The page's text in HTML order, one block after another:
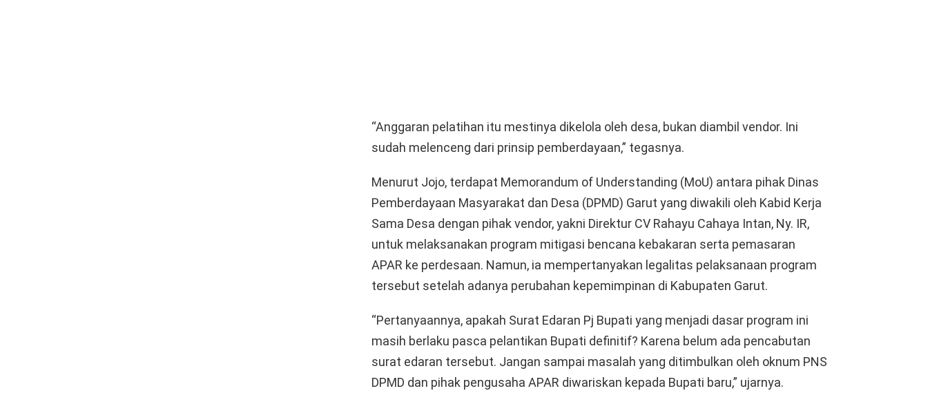
“Anggaran pelatihan itu mestinya dikelola oleh desa, bukan diambil vendor. Ini
sudah melenceng dari prinsip pemberdayaan,” tegasnya.
Menurut Jojo, terdapat Memorandum of Understanding (MoU) antara pihak Dinas
Pemberdayaan Masyarakat dan Desa (DPMD) Garut yang diwakili oleh Kabid Kerja
Sama Desa dengan pihak vendor, yakni Direktur CV Rahayu Cahaya Intan, Ny. IR,
untuk melaksanakan program mitigasi bencana kebakaran serta pemasaran
APAR ke perdesaan. Namun, ia mempertanyakan legalitas pelaksanaan program
tersebut setelah adanya perubahan kepemimpinan di Kabupaten Garut.
“Pertanyaannya, apakah Surat Edaran Pj Bupati yang menjadi dasar program ini
masih berlaku pasca pelantikan Bupati definitif? Karena belum ada pencabutan
surat edaran tersebut. Jangan sampai masalah yang ditimbulkan oleh oknum PNS
DPMD dan pihak pengusaha APAR diwariskan kepada Bupati baru,” ujarnya.